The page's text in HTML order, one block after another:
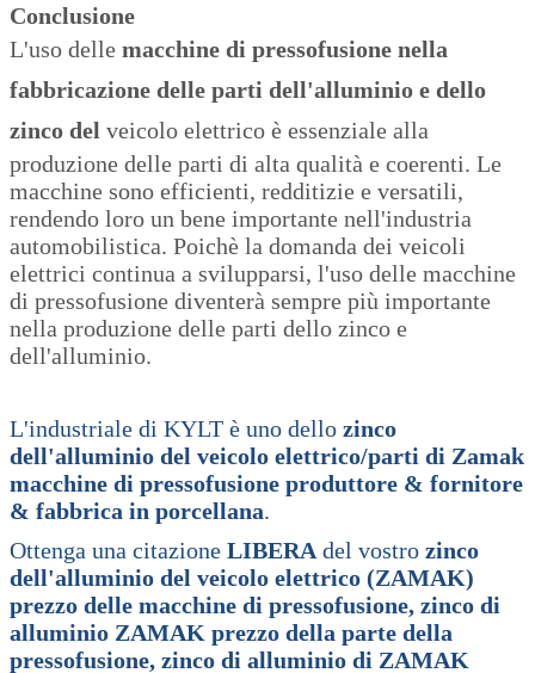
Conclusione
L'uso delle macchine di pressofusione nella
fabbricazione delle parti dell'alluminio e dello
zinco del veicolo elettrico è essenziale alla
produzione delle parti di alta qualità e coerenti. Le
macchine sono efficienti, redditizie e versatili,
rendendo loro un bene importante nell'industria
automobilistica. Poichè la domanda dei veicoli
elettrici continua a svilupparsi, l'uso delle macchine
di pressofusione diventerà sempre più importante
nella produzione delle parti dello zinco e
dell'alluminio.
L'industriale di KYLT è uno dello zinco
dell'alluminio del veicolo elettrico/parti di Zamak
macchine di pressofusione produttore & fornitore
& fabbrica in porcellana.
Ottenga una citazione LIBERA del vostro zinco
dell'alluminio del veicolo elettrico (ZAMAK)
prezzo delle macchine di pressofusione, zinco di
alluminio ZAMAK prezzo della parte della
pressofusione, zinco di alluminio di ZAMAK